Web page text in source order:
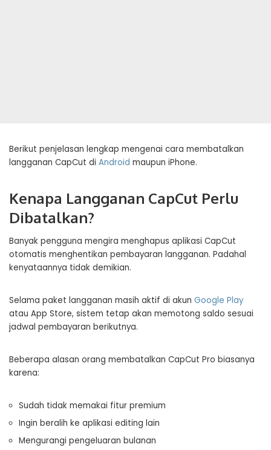
Berikut penjelasan lengkap mengenai cara membatalkan
langganan CapCut di Android maupun iPhone.
Kenapa Langganan CapCut Perlu
Dibatalkan?
Banyak pengguna mengira menghapus aplikasi CapCut
otomatis menghentikan pembayaran langganan. Padahal
kenyataannya tidak demikian.
Selama paket langganan masih aktif di akun Google Play
atau App Store, sistem tetap akan memotong saldo sesuai
jadwal pembayaran berikutnya.
Beberapa alasan orang membatalkan CapCut Pro biasanya
karena:
Sudah tidak memakai fitur premium
Ingin beralih ke aplikasi editing lain
Mengurangi pengeluaran bulanan